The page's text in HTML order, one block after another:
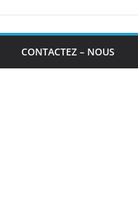
CONTACTEZ – NOUS